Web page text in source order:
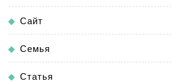
Сайт
Семья
Статья